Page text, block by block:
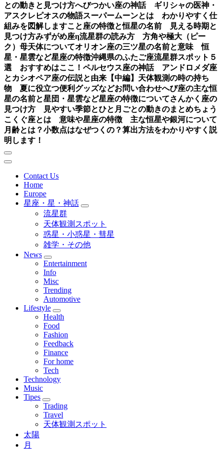
との動きと見つけ方へびつかい座の神話 ギリシャの医神・
アスクレピオスの物語スーパームーンとは わかりやすく仕
組みを図解しますこと座の特徴と恒星の名前 見える時期と
見つけ方みずがめ座η流星群の読み方 方角や極大（ピー
ク）母天体についてオリオン座の三ツ星の名前と意味 恒
星・星雲など星座の特徴沖縄県のふたご座流星群スポット５
選 おすすめはここ！ ペルセウス座の神話 アンドロメダ座
とカシオペア座の伝説と由来【中編】 天体観測の時の持ち
物 夏に役立つ便利グッズなどお問い合わせへび座の主な恒
星の名前と星団・星雲など星座の特徴についてさんかく座の
見つけ方 見やすい季節とひと月ごとの動きのまとめちょう
こくぐ座とは 意味や星座の特徴 主な恒星や銀河について
月齢とは？小数点はなぜつくの？算出方法をわかりやすく説
明します！
Contact Us
Home
Europe
星座・星・神話
流星群
天体観測スポット
惑星・小惑星・彗星
雑学・その他
News
Entertainment
Info
Misc
Trending
Automotive
Lifestyle
Health
Food
Fashion
Feedback
Finance
For home
Tech
Technology
Music
Tipes
Trading
Travel
天体観測スポット
太陽
月